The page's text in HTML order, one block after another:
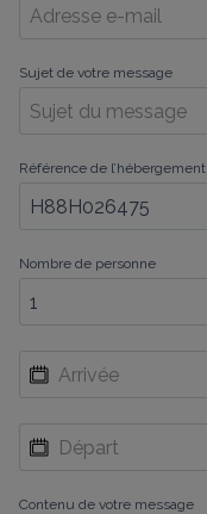
Sujet de votre message
Référence de l’hébergement
Nombre de personne
Contenu de votre message